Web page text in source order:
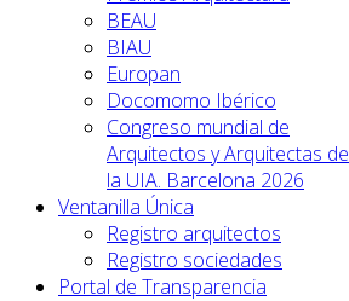
BEAU
BIAU
Europan
Docomomo Ibérico
Congreso mundial de
Arquitectos y Arquitectas de
la UIA. Barcelona 2026
Ventanilla Única
Registro arquitectos
Registro sociedades
Portal de Transparencia